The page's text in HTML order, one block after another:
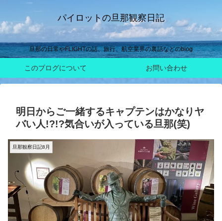
パイロットの旦那観察日記
旦那の日常やFLIGHTの話、旅行、航空業界の裏話などのblog
このブログについて お問い合わせ
明日からご一緒するキャプテンはかなりヤ
バい人!?!?気合いが入っている旦那(笑)
旦那観察日記8月